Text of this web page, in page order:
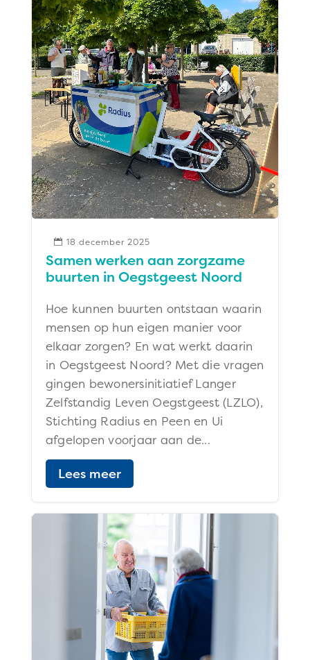
Samen werken aan zorgzame
buurten in Oegstgeest Noord
Hoe kunnen buurten ontstaan waarin
mensen op hun eigen manier voor
elkaar zorgen? En wat werkt daarin
in Oegstgeest Noord? Met die vragen
gingen bewonersinitiatief Langer
Zelfstandig Leven Oegstgeest (LZLO),
Stichting Radius en Peen en Ui
afgelopen voorjaar aan de...
Lees meer
 18 december 2025